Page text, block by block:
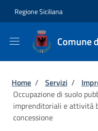
Regione Siciliana
Comune
Briciole di
Home / Servizi /
Occupazione di suolo
imprenditoriali e attività
concessione